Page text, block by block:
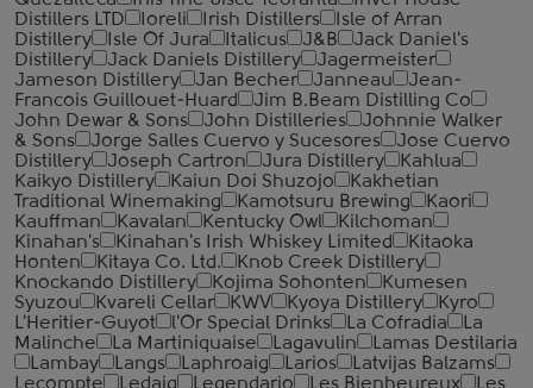
Distillers LTD
Ioreli Irish Distillers
Isle of Arran
Distillery
Isle Of Jura Italicus J&B
Jack Daniel's
Distillery
Jack Daniels Distillery
Jagermeister
Jameson Distillery
Jan Becher Janneau
Jean-
Francois Guillouet-Huard
Jim B.Beam Distilling Co
John Dewar & Sons
John Distilleries
Johnnie Walker
& Sons
Jorge Salles Cuervo y Sucesores
Jose Cuervo
Distillery
Joseph Cartron Jura Distillery
Kahlua
Kaikyo Distillery
Kaiun Doi Shuzojo
Kakhetian
Traditional Winemaking
Kamotsuru Brewing
Kaori
Kauffman
Kavalan Kentucky Owl
Kilchoman
Kinahan's
Kinahan's Irish Whiskey Limited
Kitaoka
Honten
Kitaya Co. Ltd.
Knob Creek Distillery
Knockando Distillery
Kojima Sohonten
Kumesen
Syuzou
Kvareli Cellar KWV Kyoya Distillery
Kyro
L'Heritier-Guyot
l'Or Special Drinks La Cofradia
La
Malinche
La Martiniquaise Lagavulin
Lamas Destilaria
Lambay
Langs Laphroaig Larios
Latvijas Balzams